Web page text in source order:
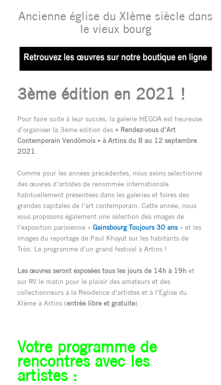
Ancienne église du XIème siècle dans
le vieux bourg
3ème édition en 2021 !
Pour faire suite à leur succès, la galerie HEGOA est heureuse
d’organiser la 3éme édition des « Rendez-vous d’Art
Contemporain Vendômois » à Artins du 8 au 12 septembre
2021
Comme pour les années précédentes, nous avons sélectionné
des œuvres d’artistes de renommée internationale
habituellement présentées dans les galeries et foires des
grandes capitales de l’art contemporain. Cette année, nous
vous proposons également une sélection des images de
l’exposition parisienne « Gainsbourg Toujours 30 ans» et les
images du reportage de Paul Khayat sur les habitants de
Trôo. Le programme d’un grand festival à Artins !
Les œuvres seront exposées tous les jours de 14h à 19h et
sur RV le matin pour le plaisir des amateurs et des
collectionneurs à la Résidence d’artistes et à l’Eglise du
XIème à Artins (entrée libre et gratuite).
Votre programme de
rencontres avec les
artistes :